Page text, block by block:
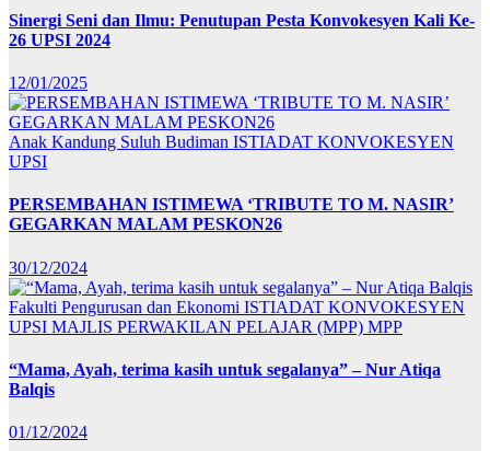
Sinergi Seni dan Ilmu: Penutupan Pesta Konvokesyen Kali Ke-
26 UPSI 2024
12/01/2025
Anak Kandung Suluh Budiman ISTIADAT KONVOKESYEN
UPSI
PERSEMBAHAN ISTIMEWA ‘TRIBUTE TO M. NASIR’
GEGARKAN MALAM PESKON26
30/12/2024
Fakulti Pengurusan dan Ekonomi ISTIADAT KONVOKESYEN
UPSI MAJLIS PERWAKILAN PELAJAR (MPP) MPP
“Mama, Ayah, terima kasih untuk segalanya” – Nur Atiqa
Balqis
01/12/2024